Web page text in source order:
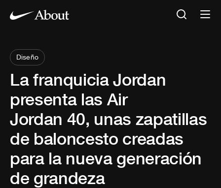
Diseño
La franquicia Jordan
presenta las Air
Jordan 40, unas zapatillas
de baloncesto creadas
para la nueva generación
de grandeza